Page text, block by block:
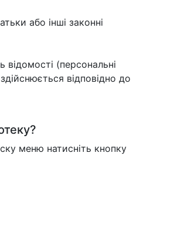
або інші законні
(персональні
відповідно до
меню натисніть кнопку